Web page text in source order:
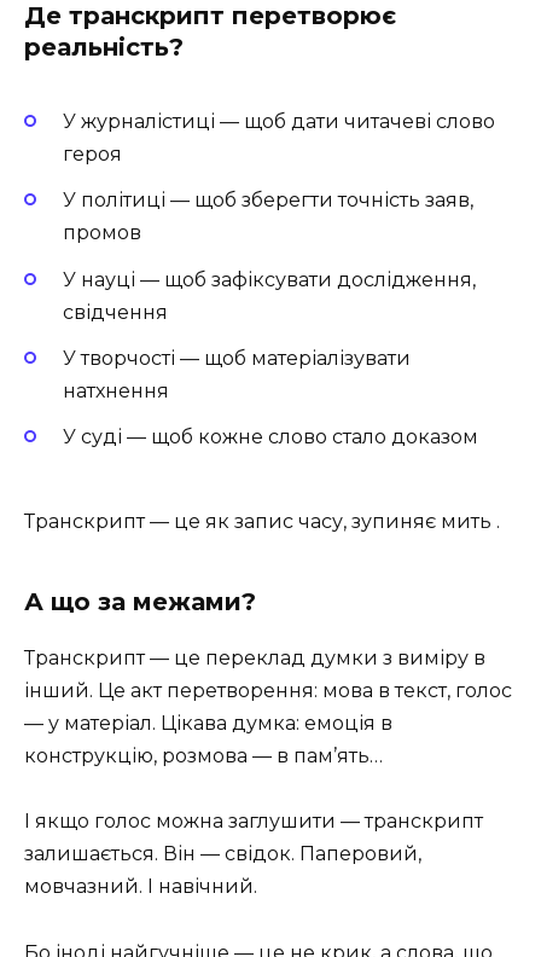
Де транскрипт перетворює
реальність?
У журналістиці — щоб дати читачеві слово
героя
У політиці — щоб зберегти точність заяв,
промов
У науці — щоб зафіксувати дослідження,
свідчення
У творчості — щоб матеріалізувати
натхнення
У суді — щоб кожне слово стало доказом
Транскрипт — це як запис часу, зупиняє мить .
А що за межами?
Транскрипт — це переклад думки з виміру в
інший. Це акт перетворення: мова в текст, голос
— у матеріал. Цікава думка: емоція в
конструкцію, розмова — в пам’ять…
І якщо голос можна заглушити — транскрипт
залишається. Він — свідок. Паперовий,
мовчазний. І навічний.
Бо іноді найгучніше — це не крик, а слова, що